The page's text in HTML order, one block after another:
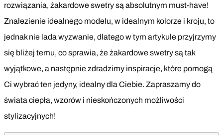
rozwiązania, żakardowe swetry są absolutnym must-have!
Znalezienie idealnego modelu, w idealnym kolorze i kroju, to
jednak nie lada wyzwanie, dlatego w tym artykule przyjrzymy
się bliżej temu, co sprawia, że żakardowe swetry są tak
wyjątkowe, a następnie zdradzimy inspiracje, które pomogą
Ci wybrać ten jedyny, idealny dla Ciebie. Zapraszamy do
świata ciepła, wzorów i nieskończonych możliwości
stylizacyjnych!